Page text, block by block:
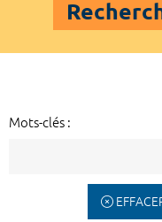
Mots-clés :